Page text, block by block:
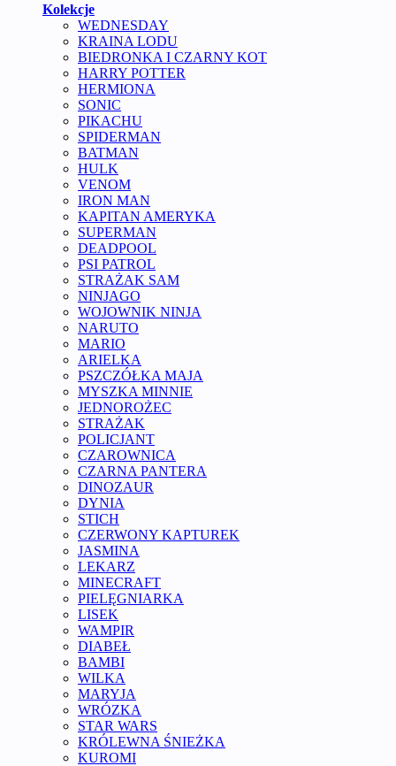
Kolekcje
WEDNESDAY
KRAINA LODU
BIEDRONKA I CZARNY KOT
HARRY POTTER
HERMIONA
SONIC
PIKACHU
SPIDERMAN
BATMAN
HULK
VENOM
IRON MAN
KAPITAN AMERYKA
SUPERMAN
DEADPOOL
PSI PATROL
STRAŻAK SAM
NINJAGO
WOJOWNIK NINJA
NARUTO
MARIO
ARIELKA
PSZCZÓŁKA MAJA
MYSZKA MINNIE
JEDNOROŻEC
STRAŻAK
POLICJANT
CZAROWNICA
CZARNA PANTERA
DINOZAUR
DYNIA
STICH
CZERWONY KAPTUREK
JASMINA
LEKARZ
MINECRAFT
PIELĘGNIARKA
LISEK
WAMPIR
DIABEŁ
BAMBI
WILKA
MARYJA
WRÓZKA
STAR WARS
KRÓLEWNA ŚNIEŻKA
KUROMI